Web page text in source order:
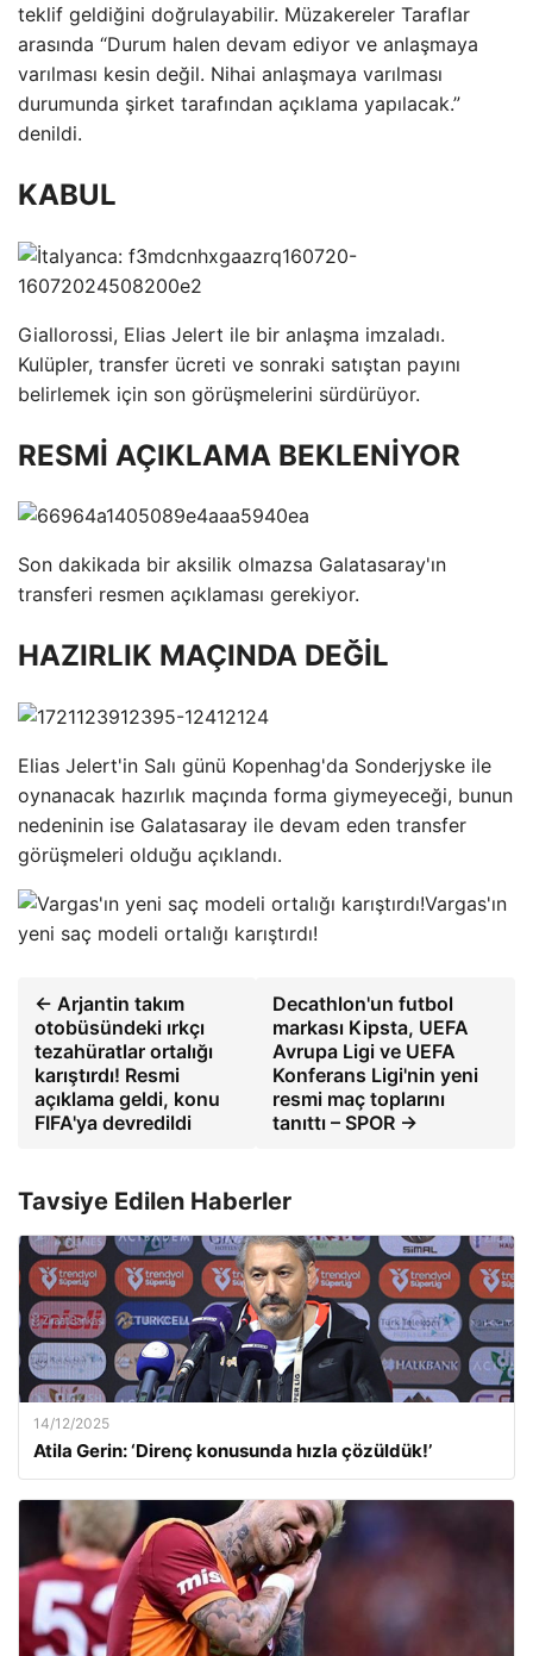
teklif geldiğini doğrulayabilir. Müzakereler Taraflar
arasında “Durum halen devam ediyor ve anlaşmaya
varılması kesin değil. Nihai anlaşmaya varılması
durumunda şirket tarafından açıklama yapılacak.”
denildi.
KABUL
Giallorossi, Elias Jelert ile bir anlaşma imzaladı.
Kulüpler, transfer ücreti ve sonraki satıştan payını
belirlemek için son görüşmelerini sürdürüyor.
RESMİ AÇIKLAMA BEKLENİYOR
Son dakikada bir aksilik olmazsa Galatasaray'ın
transferi resmen açıklaması gerekiyor.
HAZIRLIK MAÇINDA DEĞİL
Elias Jelert'in Salı günü Kopenhag'da Sonderjyske ile
oynanacak hazırlık maçında forma giymeyeceği, bunun
nedeninin ise Galatasaray ile devam eden transfer
görüşmeleri olduğu açıklandı.
Vargas'ın
yeni saç modeli ortalığı karıştırdı!
← Arjantin takım
otobüsündeki ırkçı
tezahüratlar ortalığı
karıştırdı! Resmi
açıklama geldi, konu
FIFA'ya devredildi
Decathlon'un futbol
markası Kipsta, UEFA
Avrupa Ligi ve UEFA
Konferans Ligi'nin yeni
resmi maç toplarını
tanıttı – SPOR →
Tavsiye Edilen Haberler
14/12/2025
Atila Gerin: ‘Direnç konusunda hızla çözüldük!’